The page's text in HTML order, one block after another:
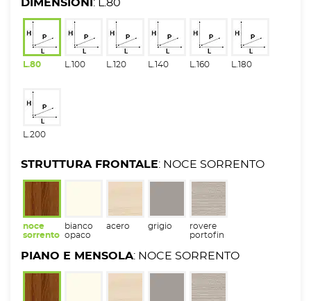
DIMENSIONI: L.80
L.80 L.100 L.120 L.140 L.160 L.180
L.200
STRUTTURA FRONTALE: NOCE SORRENTO
noce
sorrento
bianco
opaco
acero grigio
rovere
portofin
PIANO E MENSOLA: NOCE SORRENTO